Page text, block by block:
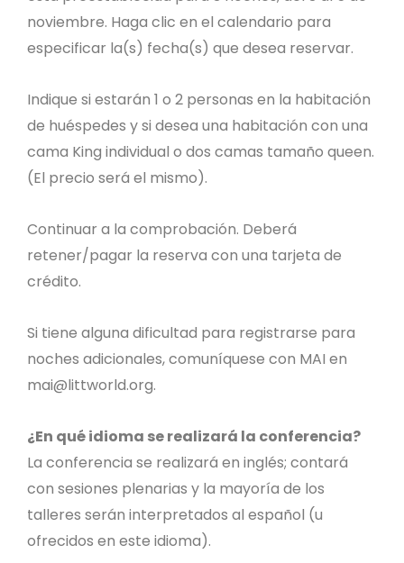
noviembre. Haga clic en el calendario para
especificar la(s) fecha(s) que desea reservar.
Indique si estarán 1 o 2 personas en la habitación
de huéspedes y si desea una habitación con una
cama King individual o dos camas tamaño queen.
(El precio será el mismo).
Continuar a la comprobación. Deberá
retener/pagar la reserva con una tarjeta de
crédito.
Si tiene alguna dificultad para registrarse para
noches adicionales, comuníquese con MAI en
mai@littworld.org.
¿En qué idioma se realizará la conferencia?
La conferencia se realizará en inglés; contará
con sesiones plenarias y la mayoría de los
talleres serán interpretados al español (u
ofrecidos en este idioma).